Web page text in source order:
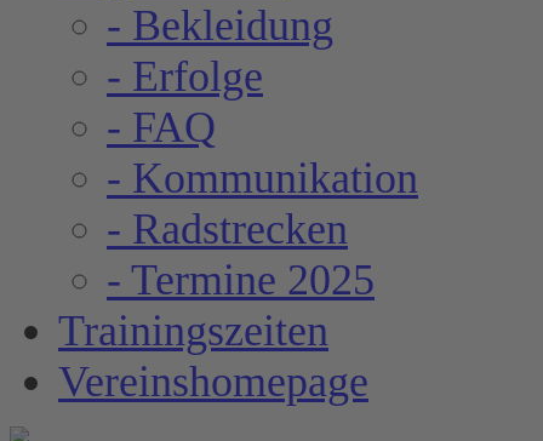
- Bekleidung
- Erfolge
- FAQ
- Kommunikation
- Radstrecken
- Termine 2025
Trainingszeiten
Vereinshomepage